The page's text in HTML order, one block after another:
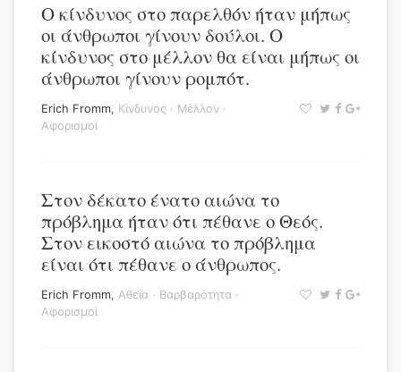
Ο κίνδυνος στο παρελθόν ήταν μήπως
οι άνθρωποι γίνουν δούλοι. Ο
κίνδυνος στο μέλλον θα είναι μήπως οι
άνθρωποι γίνουν ρομπότ.
Erich Fromm, Κίνδυνος · Μέλλον ·
Αφορισμοί
Στον δέκατο ένατο αιώνα το
πρόβλημα ήταν ότι πέθανε ο Θεός.
Στον εικοστό αιώνα το πρόβλημα
είναι ότι πέθανε ο άνθρωπος.
Erich Fromm, Αθεΐα · Βαρβαρότητα ·
Αφορισμοί